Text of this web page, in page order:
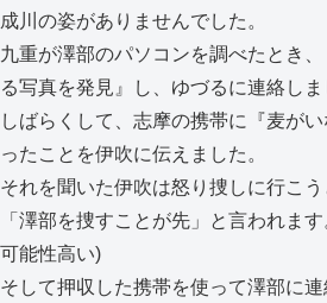
成川の姿がありませんでした。
九重が澤部のパソコンを調べたとき
る写真を発見』し、ゆづるに連絡しま
しばらくして、志摩の携帯に『麦が
ったことを伊吹に伝えました。
それを聞いた伊吹は怒り捜しに行こう
「澤部を捜すことが先」と言われま
可能性高い)
そして押収した携帯を使って澤部に